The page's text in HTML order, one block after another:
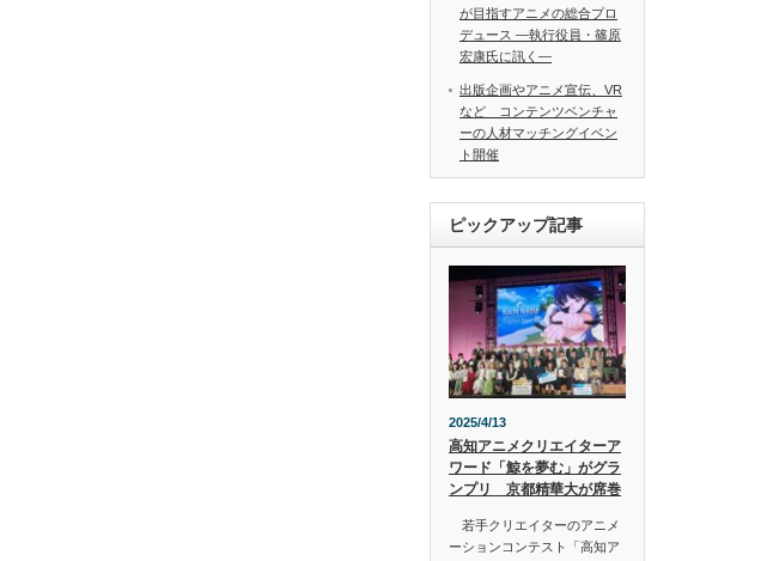
が目指すアニメの総合プロ
デュース ―執行役員・篠原
宏康氏に訊く―
出版企画やアニメ宣伝、VR
など コンテンツベンチャ
ーの人材マッチングイベン
ト開催
ピックアップ記事
2025/4/13
高知アニメクリエイターア
ワード「鯨を夢む」がグラ
ンプリ 京都精華大が席巻
若手クリエイターのアニメ
ーションコンテスト「高知ア